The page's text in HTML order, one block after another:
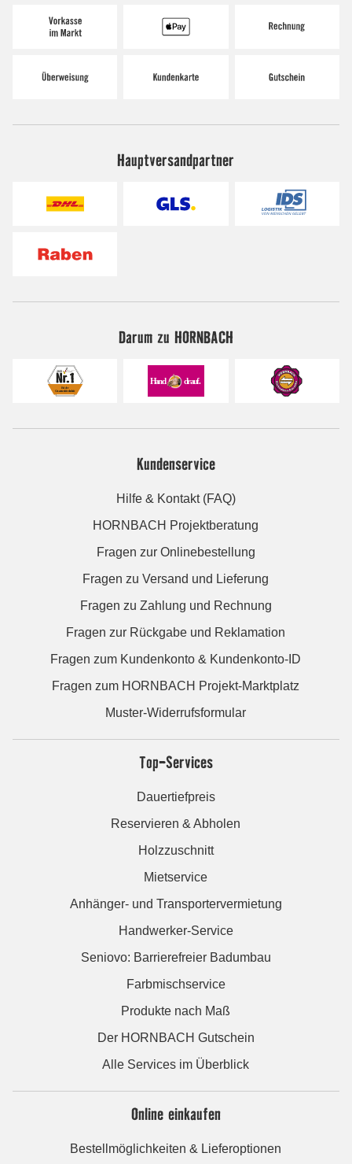
Hauptversandpartner
Darum zu HORNBACH
Kundenservice
Hilfe & Kontakt (FAQ)
HORNBACH Projektberatung
Fragen zur Onlinebestellung
Fragen zu Versand und Lieferung
Fragen zu Zahlung und Rechnung
Fragen zur Rückgabe und Reklamation
Fragen zum Kundenkonto & Kundenkonto-ID
Fragen zum HORNBACH Projekt-Marktplatz
Muster-Widerrufsformular
Top-Services
Dauertiefpreis
Reservieren & Abholen
Holzzuschnitt
Mietservice
Anhänger- und Transportervermietung
Handwerker-Service
Seniovo: Barrierefreier Badumbau
Farbmischservice
Produkte nach Maß
Der HORNBACH Gutschein
Alle Services im Überblick
Online einkaufen
Bestellmöglichkeiten & Lieferoptionen